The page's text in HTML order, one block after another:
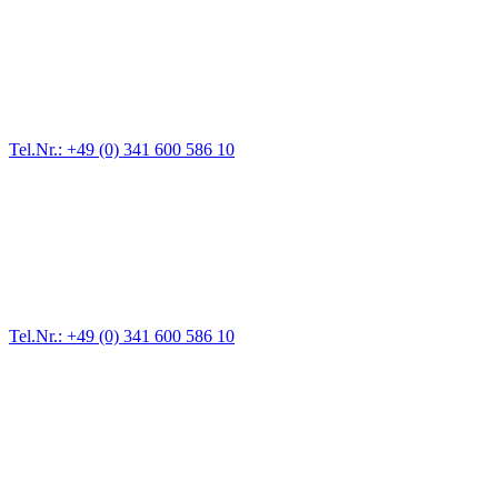
Tel.Nr.: +49 (0) 341 600 586 10
Tel.Nr.: +49 (0) 341 600 586 10